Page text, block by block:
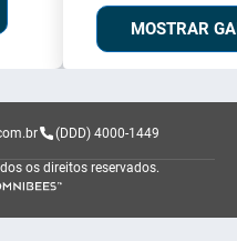
MOSTRAR
(DDD) 4000-1449
os direitos reservados.